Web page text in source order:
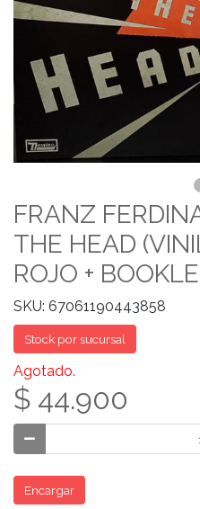
FRANZ
THE HEAD
ROJO +
SKU: 67061190443858
Stock por sucursal
Agotado.
$ 44.900
Encargar